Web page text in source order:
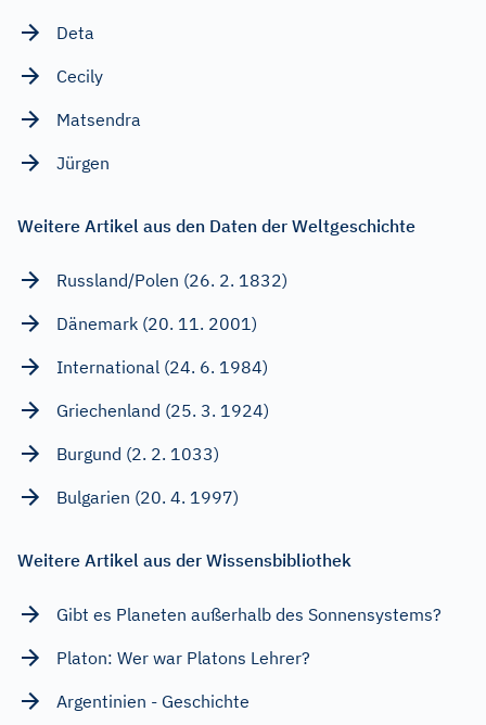
Deta
Cecily
Matsendra
Jürgen
Weitere Artikel aus den Daten der Weltgeschichte
Russland/Polen (26. 2. 1832)
Dänemark (20. 11. 2001)
International (24. 6. 1984)
Griechenland (25. 3. 1924)
Burgund (2. 2. 1033)
Bulgarien (20. 4. 1997)
Weitere Artikel aus der Wissensbibliothek
Gibt es Planeten außerhalb des Sonnensystems?
Platon: Wer war Platons Lehrer?
Argentinien - Geschichte